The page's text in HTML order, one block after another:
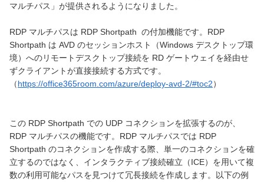
マルチパス」が提供されるようになりました。
RDP マルチパスは RDP Shortpath の付加機能です。RDP
Shortpath は AVD のセッションホスト（Windows デスクトップ環
境）へのリモートデスクトップ接続を RD ゲートウェイを経由せ
ずクライアントが直接接続する方式です。
（https://office365room.com/azure/deploy-avd-2/#toc2）
この RDP Shortpath での UDP コネクションを拡張するのが、
RDP マルチパスの機能です。RDP マルチパスでは RDP
Shortpath のコネクションを作成する際、単一のコネクションを確
立するのではなく、インタラクティブ接続確立（ICE）を用いて複
数の利用可能なパスを見つけて冗長接続を作成します。以下の例